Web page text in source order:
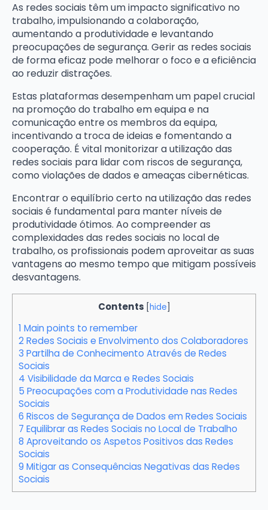
As redes sociais têm um impacto significativo no
trabalho, impulsionando a colaboração,
aumentando a produtividade e levantando
preocupações de segurança. Gerir as redes sociais
de forma eficaz pode melhorar o foco e a eficiência
ao reduzir distrações.
Estas plataformas desempenham um papel crucial
na promoção do trabalho em equipa e na
comunicação entre os membros da equipa,
incentivando a troca de ideias e fomentando a
cooperação. É vital monitorizar a utilização das
redes sociais para lidar com riscos de segurança,
como violações de dados e ameaças cibernéticas.
Encontrar o equilíbrio certo na utilização das redes
sociais é fundamental para manter níveis de
produtividade ótimos. Ao compreender as
complexidades das redes sociais no local de
trabalho, os profissionais podem aproveitar as suas
vantagens ao mesmo tempo que mitigam possíveis
desvantagens.
Contents hide
1 Main points to remember
2 Redes Sociais e Envolvimento dos Colaboradores
3 Partilha de Conhecimento Através de Redes
Sociais
4 Visibilidade da Marca e Redes Sociais
5 Preocupações com a Produtividade nas Redes
Sociais
6 Riscos de Segurança de Dados em Redes Sociais
7 Equilibrar as Redes Sociais no Local de Trabalho
8 Aproveitando os Aspetos Positivos das Redes
Sociais
9 Mitigar as Consequências Negativas das Redes
Sociais